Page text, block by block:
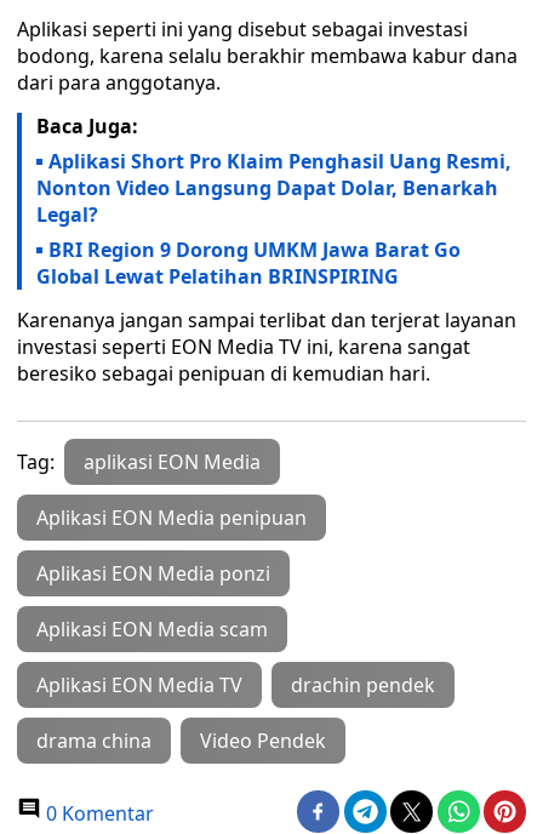
Aplikasi seperti ini yang disebut sebagai investasi
bodong, karena selalu berakhir membawa kabur dana
dari para anggotanya.
Baca Juga:
Aplikasi Short Pro Klaim Penghasil Uang Resmi,
Nonton Video Langsung Dapat Dolar, Benarkah
Legal?
BRI Region 9 Dorong UMKM Jawa Barat Go
Global Lewat Pelatihan BRINSPIRING
Karenanya jangan sampai terlibat dan terjerat layanan
investasi seperti EON Media TV ini, karena sangat
beresiko sebagai penipuan di kemudian hari.
Tag: aplikasi EON Media
Aplikasi EON Media penipuan
Aplikasi EON Media ponzi
Aplikasi EON Media scam
Aplikasi EON Media TV drachin pendek
drama china Video Pendek
0 Komentar